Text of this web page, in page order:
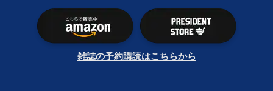
雑誌の予約購読はこちらから